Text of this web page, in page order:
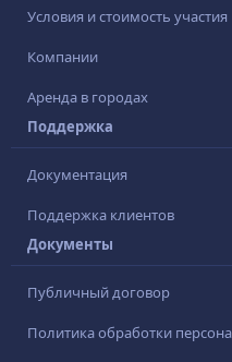
Условия и стоимость участия
Компании
Аренда в городах
Поддержка
Документация
Поддержка клиентов
Документы
Публичный договор
Политика обработки